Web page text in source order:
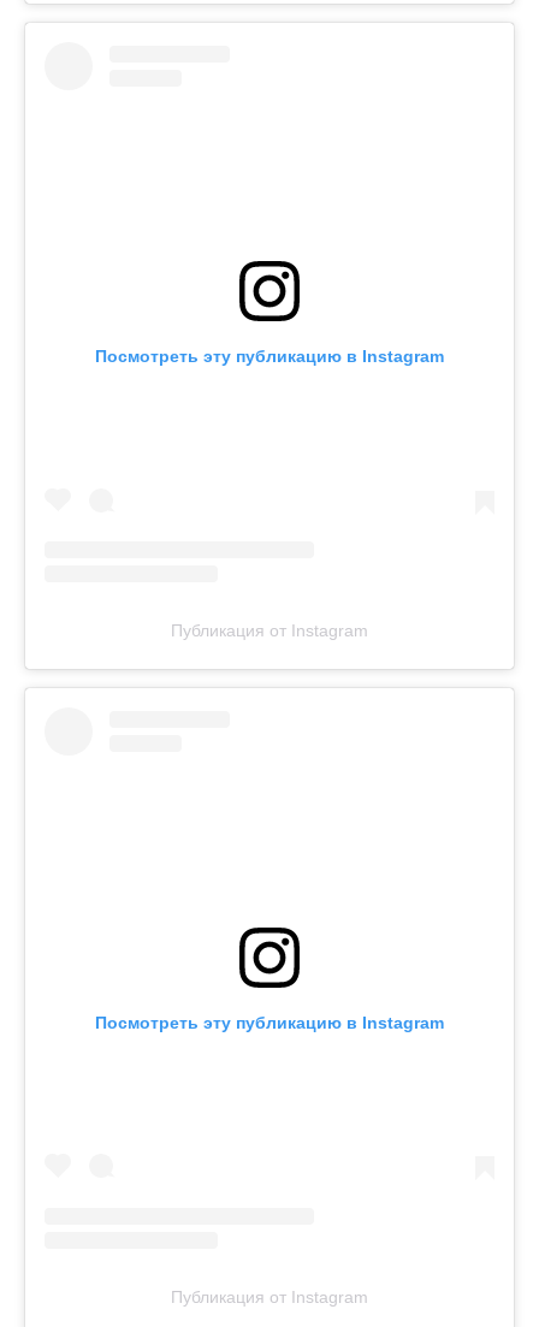
Посмотреть эту публикацию в Instagram
Публикация от Instagram
Посмотреть эту публикацию в Instagram
Публикация от Instagram